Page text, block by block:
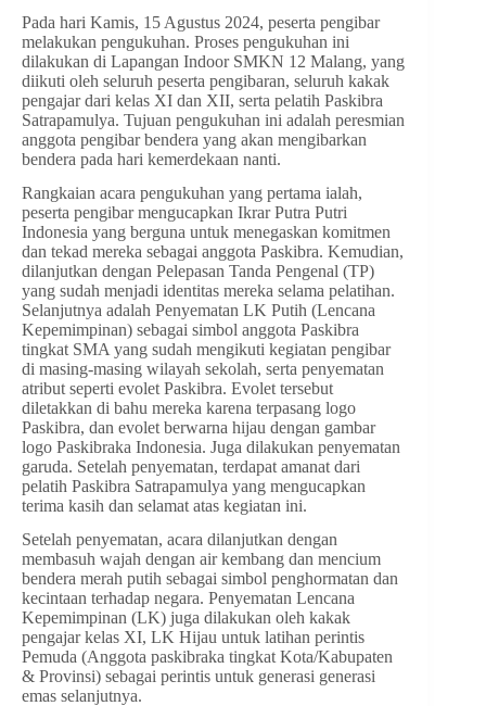
Pada hari Kamis, 15 Agustus 2024, peserta pengibar
melakukan pengukuhan. Proses pengukuhan ini
dilakukan di Lapangan Indoor SMKN 12 Malang, yang
diikuti oleh seluruh peserta pengibaran, seluruh kakak
pengajar dari kelas XI dan XII, serta pelatih Paskibra
Satrapamulya. Tujuan pengukuhan ini adalah peresmian
anggota pengibar bendera yang akan mengibarkan
bendera pada hari kemerdekaan nanti.
Rangkaian acara pengukuhan yang pertama ialah,
peserta pengibar mengucapkan Ikrar Putra Putri
Indonesia yang berguna untuk menegaskan komitmen
dan tekad mereka sebagai anggota Paskibra. Kemudian,
dilanjutkan dengan Pelepasan Tanda Pengenal (TP)
yang sudah menjadi identitas mereka selama pelatihan.
Selanjutnya adalah Penyematan LK Putih (Lencana
Kepemimpinan) sebagai simbol anggota Paskibra
tingkat SMA yang sudah mengikuti kegiatan pengibar
di masing-masing wilayah sekolah, serta penyematan
atribut seperti evolet Paskibra. Evolet tersebut
diletakkan di bahu mereka karena terpasang logo
Paskibra, dan evolet berwarna hijau dengan gambar
logo Paskibraka Indonesia. Juga dilakukan penyematan
garuda. Setelah penyematan, terdapat amanat dari
pelatih Paskibra Satrapamulya yang mengucapkan
terima kasih dan selamat atas kegiatan ini.
Setelah penyematan, acara dilanjutkan dengan
membasuh wajah dengan air kembang dan mencium
bendera merah putih sebagai simbol penghormatan dan
kecintaan terhadap negara. Penyematan Lencana
Kepemimpinan (LK) juga dilakukan oleh kakak
pengajar kelas XI, LK Hijau untuk latihan perintis
Pemuda (Anggota paskibraka tingkat Kota/Kabupaten
& Provinsi) sebagai perintis untuk generasi generasi
emas selanjutnya.